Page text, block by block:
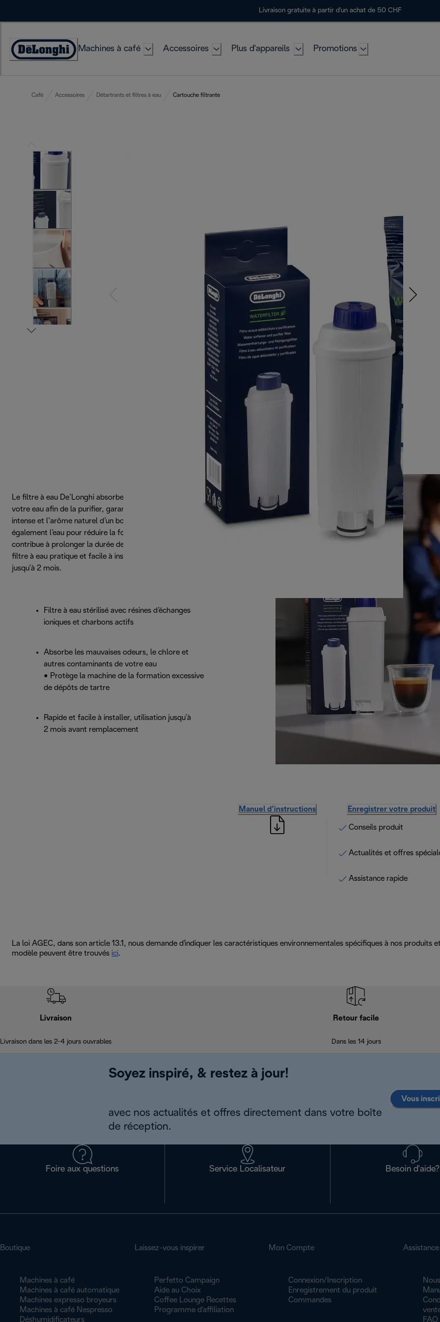
Livraison gratuite à partir d'un achat de 50 CHF
Déclaration
Machines à café Accessoires Plus d'appareils Promotions
Café Accessoires Détartrants et filtres à eau Cartouche filtrante
Le filtre à eau De’Longhi absorbe les contaminants de
votre eau afin de la purifier, garantissant ainsi la saveur
intense et l’arôme naturel d’un bon café. Il filtre et adoucit
également l’eau pour réduire la formation de tartre, ce qui
contribue à prolonger la durée de vie de votre machine. Ce
filtre à eau pratique et facile à installer peut être utilisé
jusqu’à 2 mois.
Filtre à eau stérilisé avec résines d’échanges
ioniques et charbons actifs
Absorbe les mauvaises odeurs, le chlore et
autres contaminants de votre eau
• Protège la machine de la formation excessive
de dépôts de tartre
Rapide et facile à installer, utilisation jusqu’à
2 mois avant remplacement
Manuel d’instructions Enregistrer votre produit
Conseils produit
Actualités et offres
Assistance rapide
La loi AGEC, dans son article 13.1, nous demande d'indiquer les caractéristiques environnementales spécifiques à nos
modèle peuvent être trouvés ici.
Livraison
Livraison dans les 2-4 jours ouvrables
Retour facile
Dans les 14 jours
Soyez inspiré, & restez à jour!
avec nos actualités et offres directement dans votre boîte
de réception.
Vous
Foire aux questions Service Localisateur Besoin d'aide?
Boutique
Machines à café
Machines à café automatique
Machines expresso broyeurs
Machines à café Nespresso
Déshumidificateurs
Laissez-vous inspirer
Perfetto Campaign
Aide au Choix
Coffee Lounge Recettes
Programme d'affiliation
Mon Compte
Connexion/Inscription
Enregistrement du produit
Commandes
Assistance
FAQ